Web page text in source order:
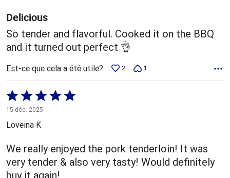
Delicious
So tender and flavorful. Cooked it on the BBQ
and it turned out perfect 👌
Est-ce que cela a été utile? 2 1
Coté
5 sur
5
15 déc. 2025
Loveina K
We really enjoyed the pork tenderloin! It was
very tender & also very tasty! Would definitely
buy it again!